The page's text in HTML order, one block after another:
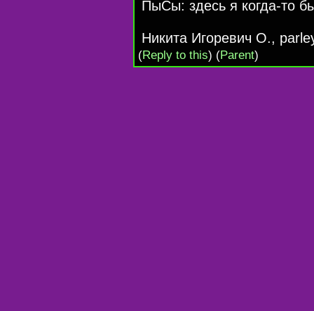
ПыСы: здесь я когда-то
Никита Игоревич О.,
(Reply to this) (Parent)